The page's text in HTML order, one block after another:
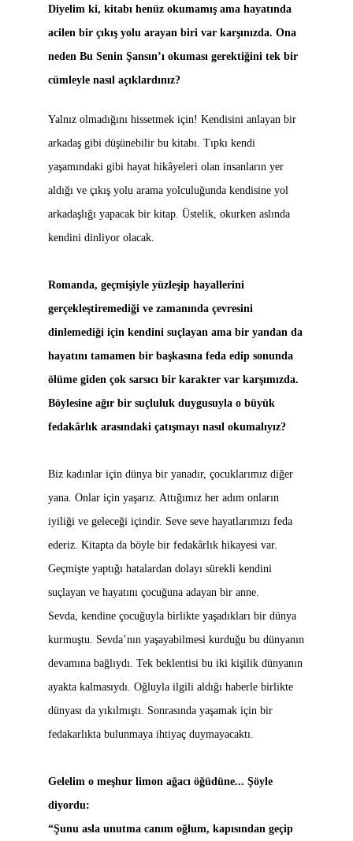
Diyelim ki, kitabı henüz okumamış ama hayatında
acilen bir çıkış yolu arayan biri var karşınızda. Ona
neden Bu Senin Şansın’ı okuması gerektiğini tek bir
cümleyle nasıl açıklardınız?
Yalnız olmadığını hissetmek için! Kendisini anlayan bir
arkadaş gibi düşünebilir bu kitabı. Tıpkı kendi
yaşamındaki gibi hayat hikâyeleri olan insanların yer
aldığı ve çıkış yolu arama yolculuğunda kendisine yol
arkadaşlığı yapacak bir kitap. Üstelik, okurken aslında
kendini dinliyor olacak.
Romanda, geçmişiyle yüzleşip hayallerini
gerçekleştiremediği ve zamanında çevresini
dinlemediği için kendini suçlayan ama bir yandan da
hayatını tamamen bir başkasına feda edip sonunda
ölüme giden çok sarsıcı bir karakter var karşımızda.
Böylesine ağır bir suçluluk duygusuyla o büyük
fedakârlık arasındaki çatışmayı nasıl okumalıyız?
Biz kadınlar için dünya bir yanadır, çocuklarımız diğer
yana. Onlar için yaşarız. Attığımız her adım onların
iyiliği ve geleceği içindir. Seve seve hayatlarımızı feda
ederiz. Kitapta da böyle bir fedakârlık hikayesi var.
Geçmişte yaptığı hatalardan dolayı sürekli kendini
suçlayan ve hayatını çocuğuna adayan bir anne.
Sevda, kendine çocuğuyla birlikte yaşadıkları bir dünya
kurmuştu. Sevda’nın yaşayabilmesi kurduğu bu dünyanın
devamına bağlıydı. Tek beklentisi bu iki kişilik dünyanın
ayakta kalmasıydı. Oğluyla ilgili aldığı haberle birlikte
dünyası da yıkılmıştı. Sonrasında yaşamak için bir
fedakarlıkta bulunmaya ihtiyaç duymayacaktı.
Gelelim o meşhur limon ağacı öğüdüne... Şöyle
diyordu:
“Şunu asla unutma canım oğlum, kapısından geçip